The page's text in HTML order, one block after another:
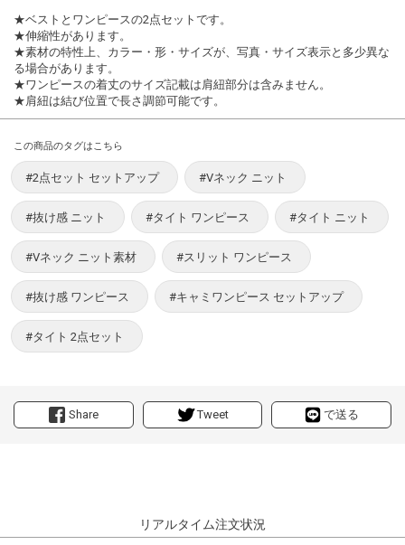
Share Tweet で送る
★ベストとワンピースの2点セットです。
★伸縮性があります。
★素材の特性上、カラー・形・サイズが、写真・サイズ表示と多少異な
る場合があります。
★ワンピースの着丈のサイズ記載は肩紐部分は含みません。
★肩紐は結び位置で長さ調節可能です。
この商品のタグはこちら
#2点セット セットアップ #Vネック ニット
#抜け感 ニット #タイト ワンピース #タイト ニット
#Vネック ニット素材 #スリット ワンピース
#抜け感 ワンピース #キャミワンピース セットアップ
#タイト 2点セット
リアルタイム注文状況